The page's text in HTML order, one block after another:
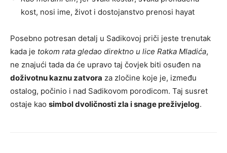
kost, nosi ime, život i dostojanstvo prenosi hayat
Posebno potresan detalj u Sadikovoj priči jeste trenutak
kada je tokom rata gledao direktno u lice Ratka Mladića,
ne znajući tada da će upravo taj čovjek biti osuđen na
doživotnu kaznu zatvora za zločine koje je, između
ostalog, počinio i nad Sadikovom porodicom. Taj susret
ostaje kao simbol dvoličnosti zla i snage preživjelog.